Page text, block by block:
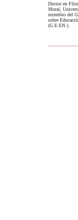
Doctor en
Moral,
miembro del
sobre
(G.E.EN.).